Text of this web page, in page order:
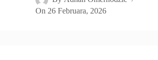
On 26 Februara, 2026